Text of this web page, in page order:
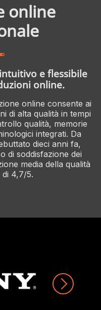
online
e flessibile
online.
online consente ai
di alta qualità in tempi
qualità, memorie
integrati. Da
dieci anni fa,
di soddisfazione dei
media della qualità
di 4,7/5.